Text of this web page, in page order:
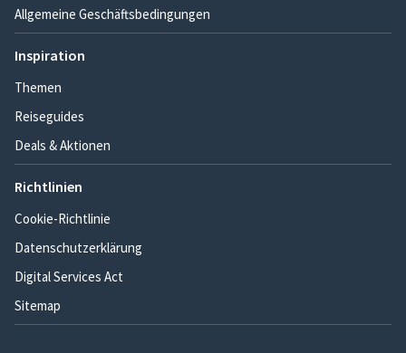
Allgemeine Geschäftsbedingungen
Inspiration
Themen
Reiseguides
Deals & Aktionen
Richtlinien
Cookie-Richtlinie
Datenschutzerklärung
Digital Services Act
Sitemap